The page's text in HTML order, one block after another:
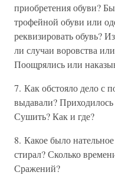
приобретения обуви?
трофейной обуви или
реквизировать обувь?
ли случаи воровства
Поощрялись или
7. Как обстояло дело с
выдавали? Приходилось
Сушить? Как и где?
8. Какое было
стирал? Сколько
Сражений?